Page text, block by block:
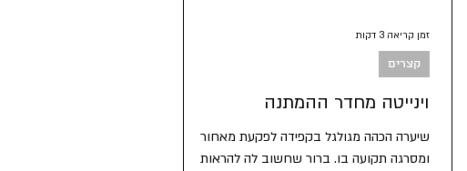
וינייטה מחדר ההמתנה
שיערה הכהה מגולגל בקפידה לפקעת מאחור
ומסרגה תקועה בו. ברור שחשוב לה להראות
קצרים
זמן קריאה 3 דקות